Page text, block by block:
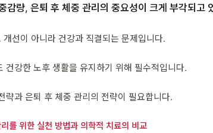
감량, 은퇴 후 체중 관리의 중요성이 크게 부각되고
선이 아니라 건강과 직결되는 문제입니다.
건강한 노후 생활을 유지하기 위해 필수적입니다.
략과 은퇴 후 체중 관리의 전략이 필요합니다.
를 위한 실천 방법과 의학적 치료의 비교